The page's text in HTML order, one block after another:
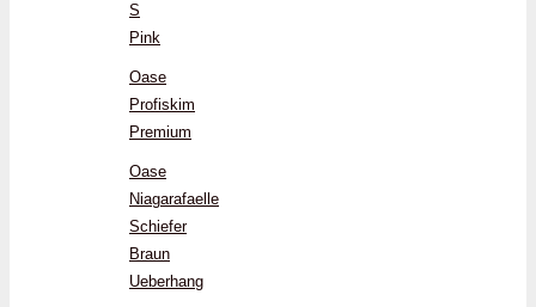
S
Pink
Oase
Profiskim
Premium
Oase
Niagarafaelle
Schiefer
Braun
Ueberhang